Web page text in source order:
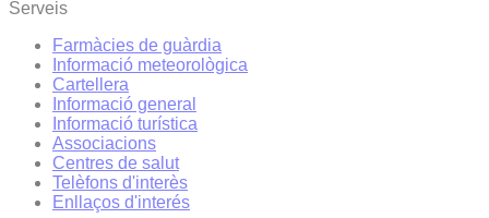
Serveis
Farmàcies de guàrdia
Informació meteorològica
Cartellera
Informació general
Informació turística
Associacions
Centres de salut
Telèfons d'interès
Enllaços d'interés